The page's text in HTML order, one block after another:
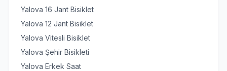
Yalova 16 Jant Bisiklet
Yalova 12 Jant Bisiklet
Yalova Vitesli Bisiklet
Yalova Şehir Bisikleti
Yalova Erkek Saat